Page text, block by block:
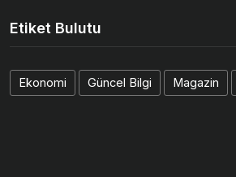
Etiket Bulutu
Ekonomi Güncel Bilgi Magazin